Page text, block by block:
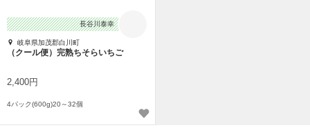
長谷川泰幸
岐阜県加茂郡白川町
（クール便）完熟ちそらいちご
2,400円
4パック(600g)20～32個